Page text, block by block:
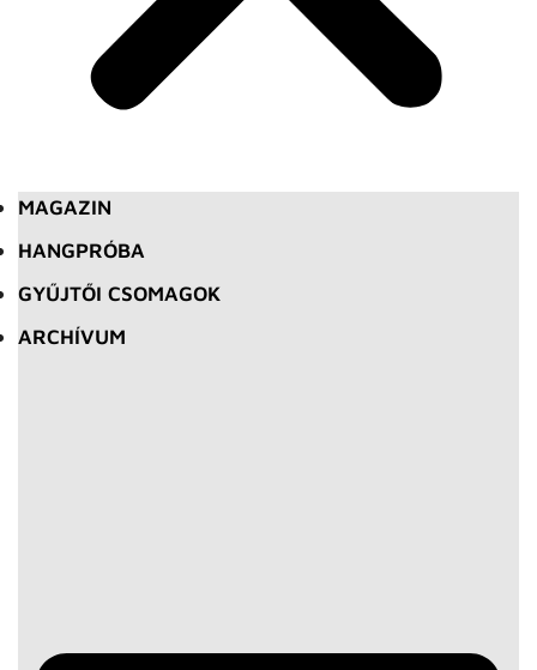
MAGAZIN
HANGPRÓBA
GYŰJTŐI CSOMAGOK
ARCHÍVUM